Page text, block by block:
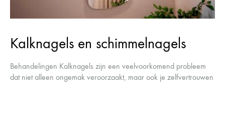
Kalknagels en schimmelnagels
Behandelingen Kalknagels zijn een veelvoorkomend probleem
dat niet alleen ongemak veroorzaakt, maar ook je zelfvertrouwen